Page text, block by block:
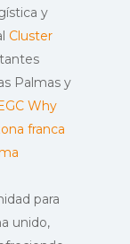
y
Cluster
Palmas y
Why
franca
para
unido,